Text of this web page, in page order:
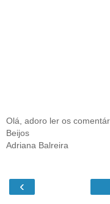
Olá, adoro ler os
Beijos
Adriana Balreira
‹